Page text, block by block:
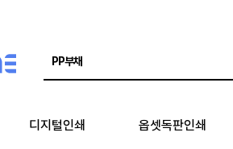
디지털인쇄 옵셋독판인쇄